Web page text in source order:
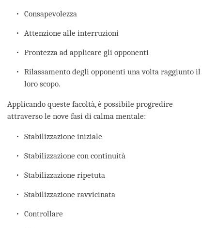
Consapevolezza
Attenzione alle interruzioni
Prontezza ad applicare gli opponenti
Rilassamento degli opponenti una volta raggiunto il
loro scopo.
Applicando queste facoltà, è possibile progredire
attraverso le nove fasi di calma mentale:
Stabilizzazione iniziale
Stabilizzazione con continuità
Stabilizzazione ripetuta
Stabilizzazione ravvicinata
Controllare